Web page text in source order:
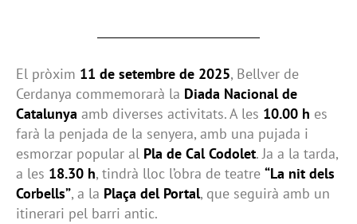
El pròxim 11 de setembre de 2025, Bellver de
Cerdanya commemorarà la Diada Nacional de
Catalunya amb diverses activitats. A les 10.00 h es
farà la penjada de la senyera, amb una pujada i
esmorzar popular al Pla de Cal Codolet. Ja a la tarda,
a les 18.30 h, tindrà lloc l’obra de teatre “La nit dels
Corbells”, a la Plaça del Portal, que seguirà amb un
itinerari pel barri antic.